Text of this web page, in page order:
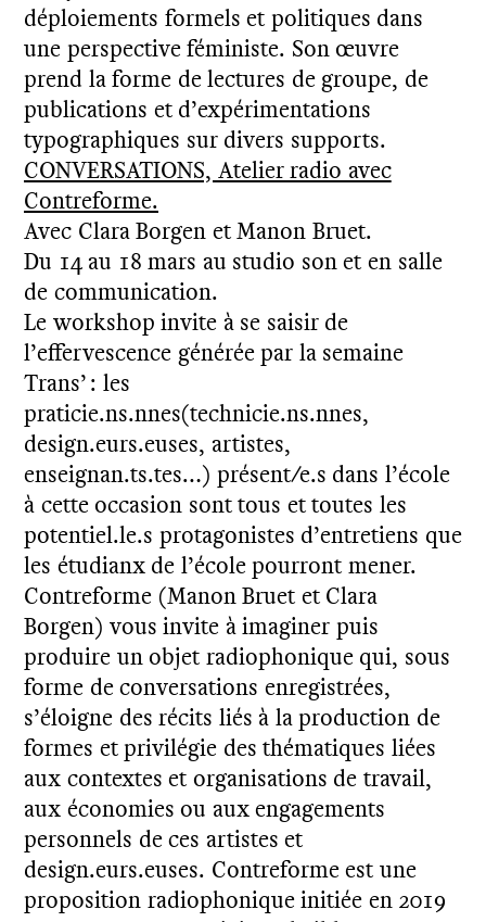
déploiements formels et politiques dans
une perspective féministe. Son œuvre
prend la forme de lectures de groupe, de
publications et d’expérimentations
typographiques sur divers supports.
CONVERSATIONS, Atelier radio avec
Contreforme.
Avec Clara Borgen et Manon Bruet.
Du 14 au 18 mars au studio son et en salle
de communication.
Le workshop invite à se saisir de
l’effervescence générée par la semaine
Trans’ : les
praticie.ns.nnes(technicie.ns.nnes,
design.eurs.euses, artistes,
enseignan.ts.tes…) présent/e.s dans l’école
à cette occasion sont tous et toutes les
potentiel.le.s protagonistes d’entretiens que
les étudianx de l’école pourront mener.
Contreforme (Manon Bruet et Clara
Borgen) vous invite à imaginer puis
produire un objet radiophonique qui, sous
forme de conversations enregistrées,
s’éloigne des récits liés à la production de
formes et privilégie des thématiques liées
aux contextes et organisations de travail,
aux économies ou aux engagements
personnels de ces artistes et
design.eurs.euses. Contreforme est une
proposition radiophonique initiée en 2019